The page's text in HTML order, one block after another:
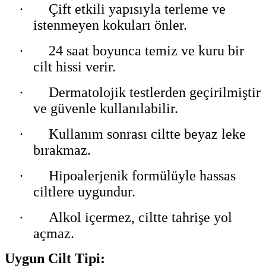
·
Çift etkili yapısıyla terleme ve
istenmeyen kokuları önler.
·
24 saat boyunca temiz ve kuru bir
cilt hissi verir.
·
Dermatolojik testlerden geçirilmiştir
ve güvenle kullanılabilir.
·
Kullanım sonrası ciltte beyaz leke
bırakmaz.
·
Hipoalerjenik formülüyle hassas
ciltlere uygundur.
·
Alkol içermez, ciltte tahrişe yol
açmaz.
Uygun Cilt Tipi: